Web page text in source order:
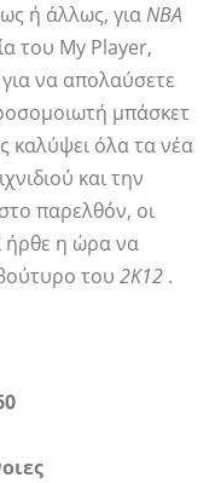
ή άλλως, γιαNBA
του My Player,
να απολαύσετε
μπάσκετ
καλύψει όλα τα νέα
και την
παρελθόν, οι
ήρθε η ώρα να
του 2Κ12 .